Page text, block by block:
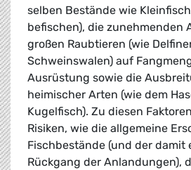
selben Bestände wie
befischen), die zunehmenden
großen Raubtieren (wie
Schweinswalen) auf
Ausrüstung sowie die
heimischer Arten (wie dem
Kugelfisch). Zu diesen
Risiken, wie die allgemeine
Fischbestände (und der damit
Rückgang der Anlandungen),